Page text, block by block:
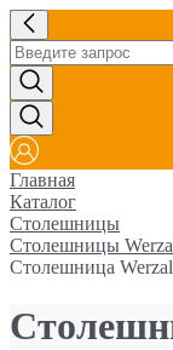
Главная
Каталог
Столешницы
Столешницы
Столешница